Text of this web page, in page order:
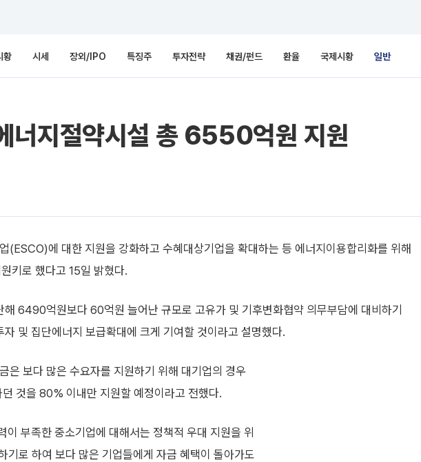
황 시세 장외/IPO 특징주 투자전략 채권/펀드 환율 국제시황 일반
너지절약시설 총 6550억원 지원
(ESCO)에 대한 지원을 강화하고 수혜대상기업을 확대하는 등 에너지이용합리화를 위해
키로 했다고 15일 밝혔다.
해 6490억원보다 60억원 늘어난 규모로 고유가 및 기후변화협약 의무부담에 대비하기
및 집단에너지 보급확대에 크게 기여할 것이라고 설명했다.
은 보다 많은 수요자를 지원하기 위해 대기업의 경우
것을 80% 이내만 지원할 예정이라고 전했다.
이 부족한 중소기업에 대해서는 정책적 우대 지원을 위
기로 하여 보다 많은 기업들에게 자금 혜택이 돌아가도